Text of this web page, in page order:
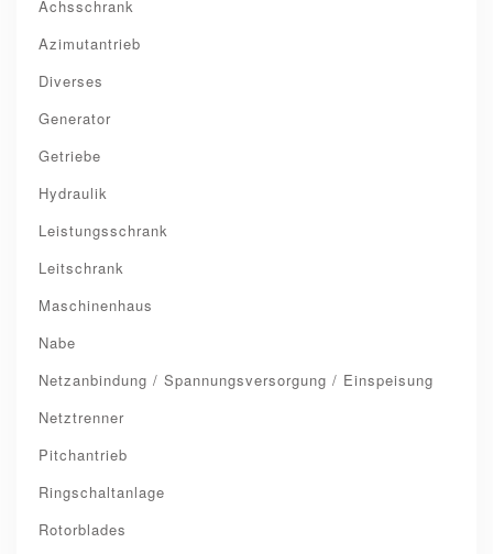
Achsschrank
Azimutantrieb
Diverses
Generator
Getriebe
Hydraulik
Leistungsschrank
Leitschrank
Maschinenhaus
Nabe
Netzanbindung / Spannungsversorgung / Einspeisung
Netztrenner
Pitchantrieb
Ringschaltanlage
Rotorblades